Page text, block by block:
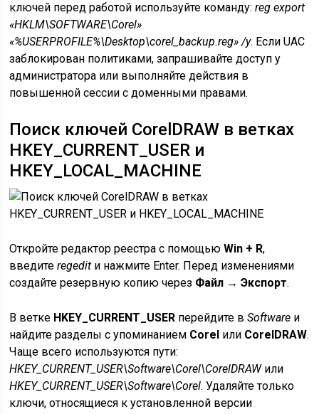
ключей перед работой используйте команду:reg export
«HKLM\SOFTWARE\Corel»
«%USERPROFILE%\Desktop\corel_backup.reg» /y. Если UAC
заблокирован политиками, запрашивайте доступ у
администратора или выполняйте действия в
повышенной сессии с доменными правами.
Поиск ключей CorelDRAW в ветках
HKEY_CURRENT_USER и
HKEY_LOCAL_MACHINE
Откройте редактор реестра с помощьюWin + R,
введитеregedit и нажмите Enter. Перед изменениями
создайте резервную копию через Файл → Экспорт.
В ветке HKEY_CURRENT_USER перейдите вSoftware и
найдите разделы с упоминанием Corel или CorelDRAW.
Чаще всего используются пути:
HKEY_CURRENT_USER\Software\Corel\CorelDRAWили
HKEY_CURRENT_USER\Software\Corel. Удаляйте только
ключи, относящиеся к установленной версии